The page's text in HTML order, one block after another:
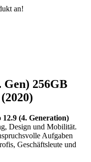
an!
Gen) 256GB
(4. Generation)
Design und Mobilität.
Aufgaben
Geschäftsleute und